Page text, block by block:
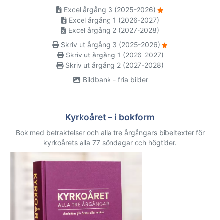
Excel årgång 3 (2025-2026)
Excel årgång 1 (2026-2027)
Excel årgång 2 (2027-2028)
Skriv ut årgång 3 (2025-2026)
Skriv ut årgång 1 (2026-2027)
Skriv ut årgång 2 (2027-2028)
Bildbank - fria bilder
Kyrkoåret – i bokform
Bok med betraktelser och alla tre årgångars bibeltexter för
kyrkoårets alla 77 söndagar och högtider.